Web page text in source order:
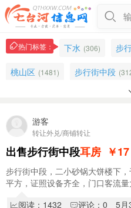
热门标签： 下水 (306) 步
桃山区 (1481) 步行街中段
外兑
七小附近 (58)
福沃家 霞光 (11)
出租出卖 (302) 美甲 (44)
游客
转让外兑/商铺转让
出售步行街中段耳房 ￥17
步行街中段，二小砂锅大饼楼下
平方，证照设备齐全，门口客流
阅读：1432
评论：0 5月